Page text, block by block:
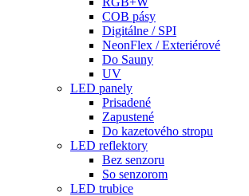
COB pásy
Digitálne / SPI
NeonFlex / Exteriérové
Do Sauny
UV
LED panely
Prisadené
Zapustené
Do kazetového stropu
LED reflektory
Bez senzoru
So senzorom
LED trubice